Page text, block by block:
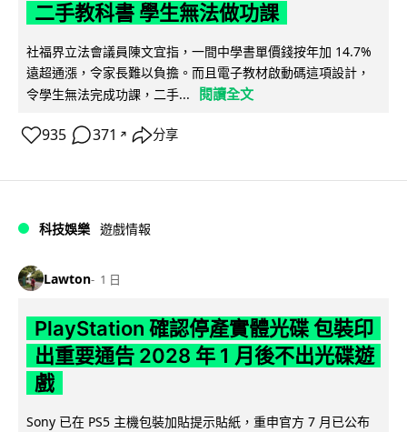
二手教科書 學生無法做功課
社福界立法會議員陳文宜指，一間中學書單價錢按年加 14.7%
遠超通漲，令家長難以負擔。而且電子教材啟動碼這項設計，
令學生無法完成功課，二手...
閱讀全文
935 371 ↗ 分享
科技娛樂 遊戲情報
Lawton 1 日
PlayStation 確認停產實體光碟 包裝印
出重要通告 2028 年 1 月後不出光碟遊
戲
Sony 已在 PS5 主機包裝加貼提示貼紙，重申官方 7 月已公布